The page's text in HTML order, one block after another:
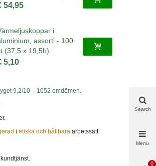
54,95
i
assorti - 100
(37,5 x 19,5h)
5,10
9,2/10 –1052 omdömen.
i etiska och hållbaraarbetssätt.
kundtjänst.
Search
Menu
0